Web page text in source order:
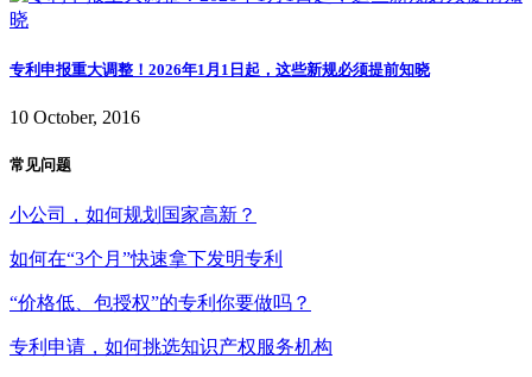
专利申报重大调整！2026年1月1日起，这些新规必须提前知晓
10 October, 2016
常见问题
小公司，如何规划国家高新？
如何在“3个月”快速拿下发明专利
“价格低、包授权”的专利你要做吗？
专利申请，如何挑选知识产权服务机构